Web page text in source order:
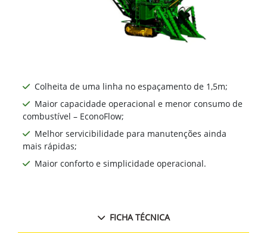
Colheita de uma linha no espaçamento de 1,5m;
Maior capacidade operacional e menor consumo de
combustível – EconoFlow;
Melhor servicibilidade para manutenções ainda
mais rápidas;
Maior conforto e simplicidade operacional.
FICHA TÉCNICA